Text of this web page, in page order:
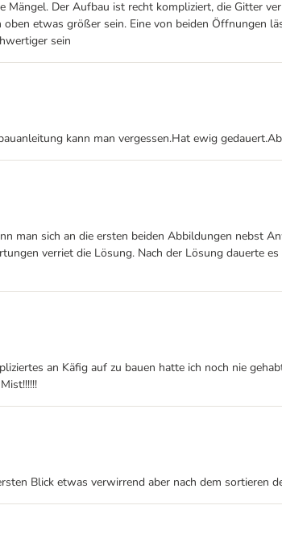
Der Aufbau ist recht kompliziert, die Gitter
etwas größer sein. Eine von beiden Öffnungen
sein
kann man vergessen.Hat ewig
man sich an die ersten beiden Abbildungen nebst
verriet die Lösung. Nach der Lösung dauerte
an Käfig auf zu bauen hatte ich noch nie
Blick etwas verwirrend aber nach dem sortieren